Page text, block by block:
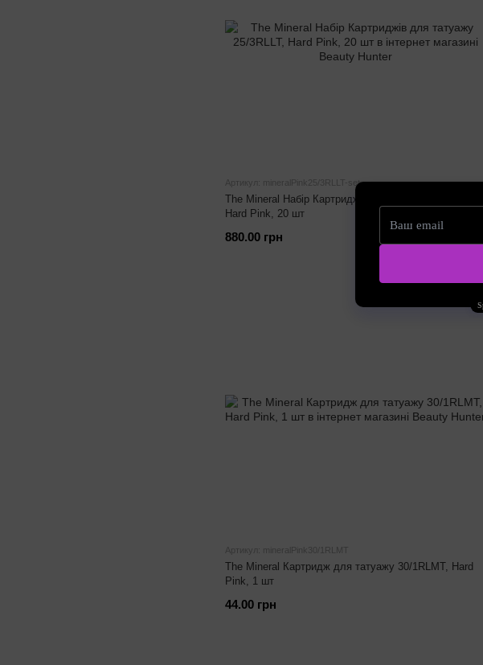
Артикул: mineralPink25/3RLLT-set
The Mineral Набір Картриджів для татуажу 25/3RLLT,
Hard Pink, 20 шт
880.00 грн
Артикул: mineralPink30/1RLMT
The Mineral Картридж для татуажу 30/1RLMT, Hard
Pink, 1 шт
44.00 грн